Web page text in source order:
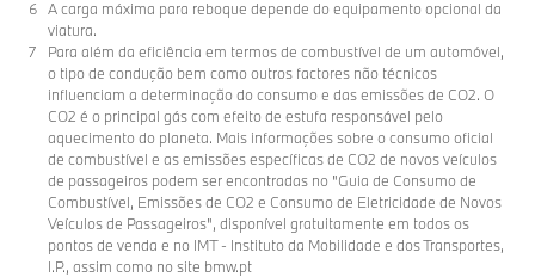
A carga máxima para reboque depende do equipamento opcional da
viatura.
Para além da eficiência em termos de combustível de um automóvel,
o tipo de condução bem como outros factores não técnicos
influenciam a determinação do consumo e das emissões de CO2. O
CO2 é o principal gás com efeito de estufa responsável pelo
aquecimento do planeta. Mais informações sobre o consumo oficial
de combustível e as emissões específicas de CO2 de novos veículos
de passageiros podem ser encontradas no "Guia de Consumo de
Combustível, Emissões de CO2 e Consumo de Eletricidade de Novos
Veículos de Passageiros", disponível gratuitamente em todos os
pontos de venda e no IMT - Instituto da Mobilidade e dos Transportes,
I.P., assim como no site bmw.pt